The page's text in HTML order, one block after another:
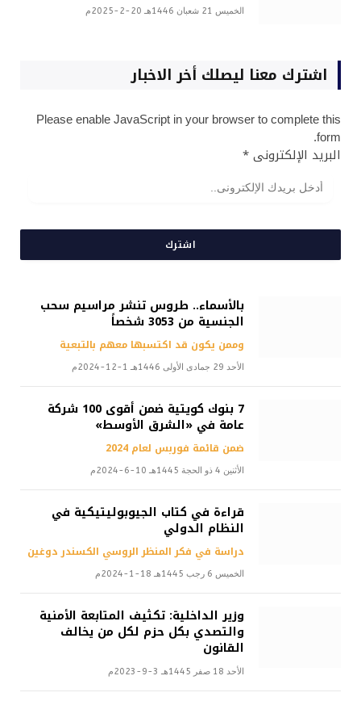
الخميس 21 شعبان 1446هـ 20-2-2025م
اشترك معنا ليصلك أخر الاخبار
Please enable JavaScript in your browser to complete this
form.
البريد الإلكترونى*
اشترك
بالأسماء.. طروس تنشر مراسيم سحب
الجنسية من 3053 شخصاً
وممن يكون قد اكتسبها معهم بالتبعية
الأحد 29 جمادى الأولى 1446هـ 1-12-2024م
7 بنوك كويتية ضمن أقوى 100 شركة
عامة في «الشرق الأوسط»
ضمن قائمة فوربس لعام 2024
الأثنين 4 ذو الحجة 1445هـ 10-6-2024م
قراءة في كتاب الجيوبوليتيكية في
النظام الدولي
دراسة في فكر المنظر الروسي الكسندر دوغين
الخميس 6 رجب 1445هـ 18-1-2024م
وزير الداخلية: تكثيف المتابعة الأمنية
والتصدي بكل حزم لكل من يخالف
القانون
الأحد 18 صفر 1445هـ 3-9-2023م